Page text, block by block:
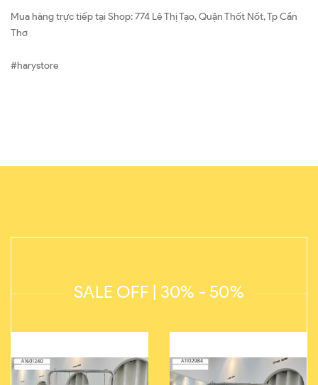
Mua hàng trực tiếp tại Shop: 774 Lê Thị Tạo, Quận Thốt Nốt, Tp Cần
Thơ
#harystore
SALE OFF | 30% - 50%